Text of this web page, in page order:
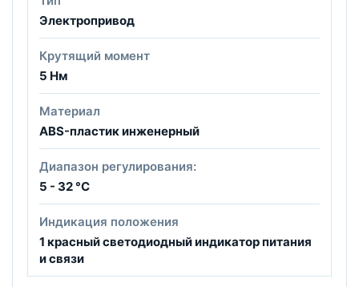
Электропривод
Крутящий момент
5 Нм
Материал
АBS-пластик инженерный
Диапазон регулирования:
5 - 32 °С
Индикация положения
1 красный светодиодный индикатор питания
и связи